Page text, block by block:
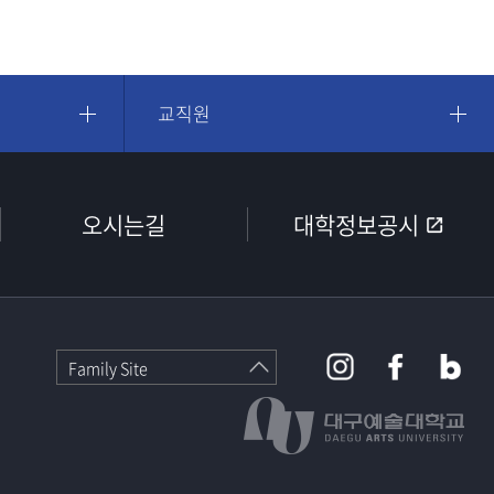
교직원
오시는길 대학정보공시
Family Site